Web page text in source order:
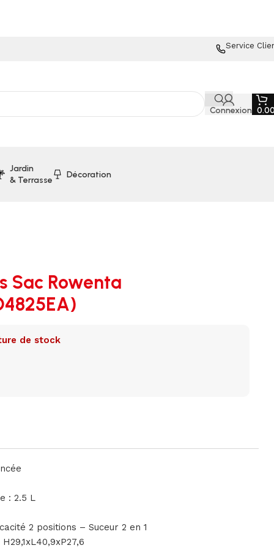
Service
Connexion
Jardin
& Terrasse
Décoration
Sac Rowenta
de stock
: 2.5 L
2 positions – Suceur 2 en 1